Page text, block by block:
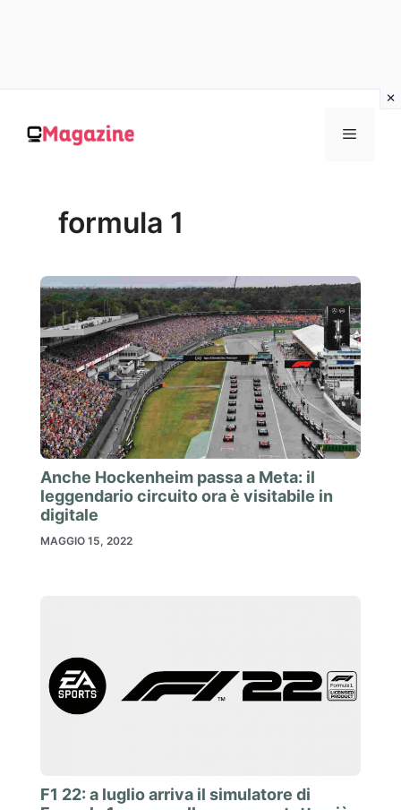
contenuto
MENU
formula 1
Anche Hockenheim passa a Meta: il
leggendario circuito ora è visitabile in
digitale
MAGGIO 15, 2022
F1 22: a luglio arriva il simulatore di